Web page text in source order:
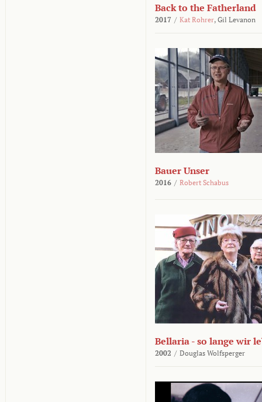
Back to the Fatherland
2017 / Kat Rohrer, Gil Levanon
Bauer Unser
2016 / Robert Schabus
Bellaria - so lange wir
2002 / Douglas Wolfsperger